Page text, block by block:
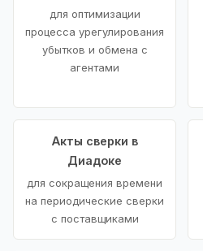
для оптимизации
процесса урегулирования
убытков и обмена с
агентами
Акты сверки в
Диадоке
для сокращения времени
на периодические сверки
с поставщиками